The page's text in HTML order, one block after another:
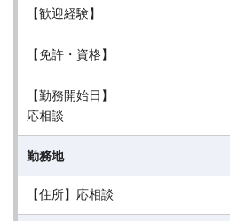
【歓迎経験】
【免許・資格】
【勤務開始日】
応相談
勤務地
【住所】応相談